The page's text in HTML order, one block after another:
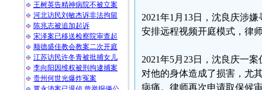
王树英告精神病院不被立案
河北访民刘敏杰诉非法拘留
陈兆志被追加起诉
宋泽案已移送检察院审查起
顺德盛佳教会教案二次开庭
江苏访民许冬青被批捕女儿
李向阳因维权被刑拘逮捕案
贵州何世光爆炸冤案
2021年1月13日，沈良庆涉
安排远程视频开庭模式，律
2021年5月23日，沈良庆一
对他的身体造成了损害，尤
病痛。律师再次申请取保候